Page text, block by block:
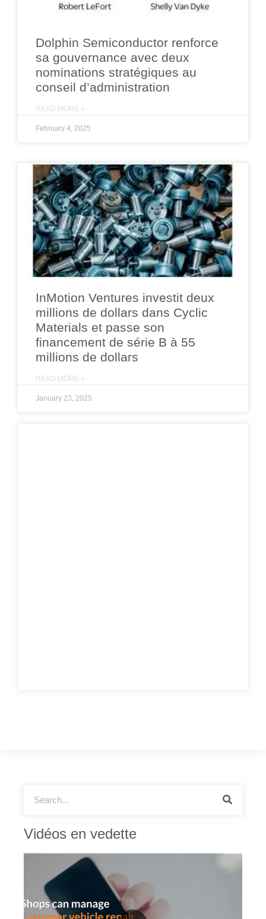
Dolphin Semiconductor renforce
sa gouvernance avec deux
nominations stratégiques au
conseil d’administration
READ MORE »
February 4, 2025
InMotion Ventures investit deux
millions de dollars dans Cyclic
Materials et passe son
financement de série B à 55
millions de dollars
READ MORE »
January 23, 2025
Vidéos en vedette